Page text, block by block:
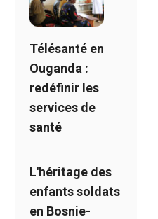
Télésanté en
Ouganda :
redéfinir les
services de
santé
L'héritage des
enfants soldats
en Bosnie-